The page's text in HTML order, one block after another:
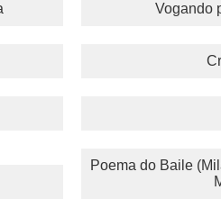
Vogando
Poema do Baile